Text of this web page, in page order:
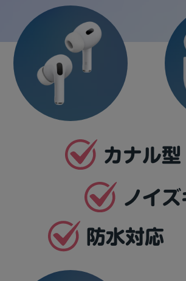
ドライブ
ドライブの絞り込み
BD−R
CPU
CPUの絞り込み
Core i7
Core i5